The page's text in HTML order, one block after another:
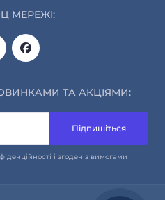
МЕРЕЖІ:
ТА АКЦІЯМИ:
Підпишіться
і згоден з вимогами